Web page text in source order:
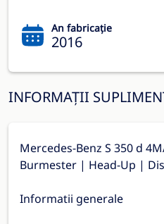
An fabricație
2016
INFORMAȚII
Mercedes-Benz S 350 d
Burmester | Head-Up |
Informatii generale